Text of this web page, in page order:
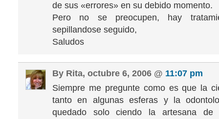
de sus «errores» en su debido momento.
Pero no se preocupen, hay
sepillandose seguido,
Saludos
By Rita, octubre 6, 2006 @ 11:07 pm
Siempre me pregunte como es que la
tanto en algunas esferas y la
quedado solo ciendo la artesana de